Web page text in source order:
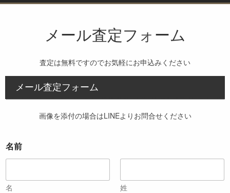
メール査定フォーム
査定は無料ですのでお気軽にお申込みください
メール査定フォーム
画像を添付の場合はLINEよりお問合せください
名前
名 姓